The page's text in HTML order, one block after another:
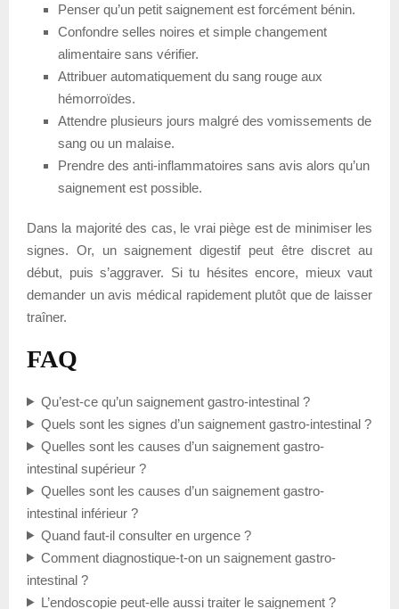
Penser qu’un petit saignement est forcément bénin.
Confondre selles noires et simple changement
alimentaire sans vérifier.
Attribuer automatiquement du sang rouge aux
hémorroïdes.
Attendre plusieurs jours malgré des vomissements de
sang ou un malaise.
Prendre des anti-inflammatoires sans avis alors qu’un
saignement est possible.
Dans la majorité des cas, le vrai piège est de minimiser les
signes. Or, un saignement digestif peut être discret au
début, puis s’aggraver. Si tu hésites encore, mieux vaut
demander un avis médical rapidement plutôt que de laisser
traîner.
FAQ
Qu’est-ce qu’un saignement gastro-intestinal ?
Quels sont les signes d’un saignement gastro-intestinal ?
Quelles sont les causes d’un saignement gastro-
intestinal supérieur ?
Quelles sont les causes d’un saignement gastro-
intestinal inférieur ?
Quand faut-il consulter en urgence ?
Comment diagnostique-t-on un saignement gastro-
intestinal ?
L’endoscopie peut-elle aussi traiter le saignement ?